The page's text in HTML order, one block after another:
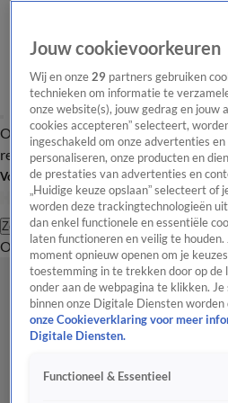
Overzicht Laatste nieuws Regionieuws
redactie
Volg Hart van Nederland
Zoeken
OverzichtRegioUitzendingenWeer
Jouw cookievoorkeuren
Wij en onze29 partners gebruiken
technieken om informatie te
onze website(s), jouw gedrag en jouw
cookies accepteren” selecteert,
ingeschakeld om onze advertenties
personaliseren, onze producten en
de prestaties van advertenties en
„Huidige keuze opslaan” selecteert of
worden deze trackingtechnologieën
dan enkel functionele en essentiële
laten functioneren en veilig te
moment opnieuw openen om je
toestemming in te trekken door op de
onder aan de webpagina te klikken. Je
binnen onze Digitale Diensten worden
onze Cookieverklaring voor meer
Digitale Diensten.
Functioneel & Essentieel